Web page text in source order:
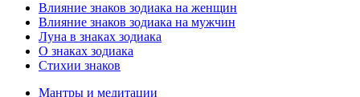
Влияние знаков зодиака на женщин
Влияние знаков зодиака на мужчин
Луна в знаках зодиака
О знаках зодиака
Стихии знаков
Мантры и медитации